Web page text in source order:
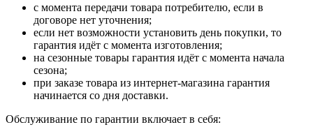
с момента передачи товара потребителю, если в
договоре нет уточнения;
если нет возможности установить день покупки, то
гарантия идёт с момента изготовления;
на сезонные товары гарантия идёт с момента начала
сезона;
при заказе товара из интернет-магазина гарантия
начинается со дня доставки.
Обслуживание по гарантии включает в себя: